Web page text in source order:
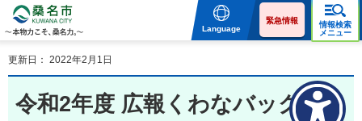
物力こそ、桑名力。
Language
緊急情報
情報検索
メニュー
更新日： 2022年2月1日
令和2年度 広報くわなバックナン